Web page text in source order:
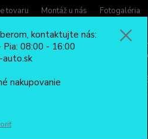
tovaru Montáž u nás
Fotogaléria
0904
Po - Pia:
kontaktujte nás:
08:00 - 16:00
auto.sk
nakupovanie